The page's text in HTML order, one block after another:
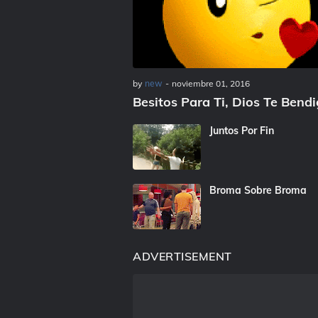
by new - noviembre 01, 2016
Besitos Para Ti, Dios Te
Juntos Por Fin
Broma Sobre Broma
ADVERTISEMENT